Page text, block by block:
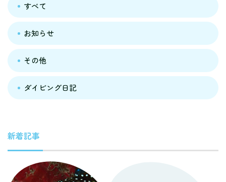
すべて
お知らせ
その他
ダイビング日記
新着記事